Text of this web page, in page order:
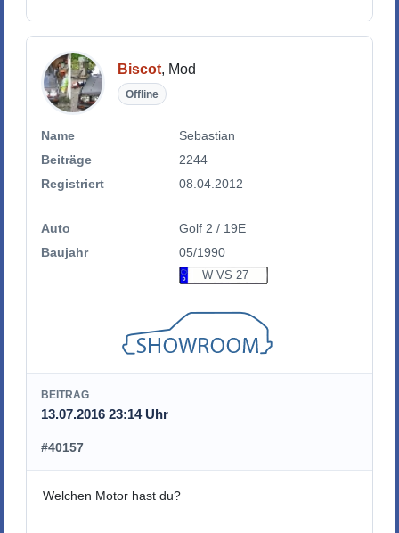
Biscot, Mod
Offline
Name
Sebastian
Beiträge
2244
Registriert
08.04.2012
Auto
Golf 2 / 19E
Baujahr
05/1990
W VS 27
BEITRAG
13.07.2016 23:14 Uhr
#40157
Welchen Motor hast du?